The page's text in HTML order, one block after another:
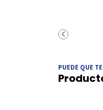
PUEDE QUE